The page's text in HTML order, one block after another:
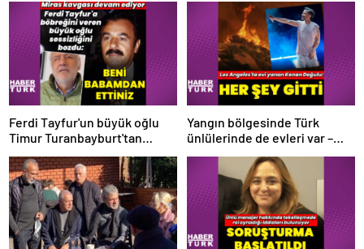
Magazin haberleri
Ferdi Tayfur'un büyük oğlu
Timur Turanbayburt'tan
Yangın bölgesinde Türk
ünlülerinde de evleri var –